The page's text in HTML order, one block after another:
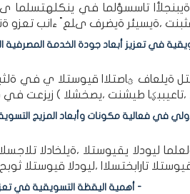
تاسسؤلما في ينكلهتسلما
في تعزيز أبعاد جودة الخدمة المصرفية
ؿاصتلاا قيوستلا ي في ةلثبف
في فعالية مكونات وأبعاد المزيج
ليودلا يقيوستلا ،ةيلخادلا
أهمية اليقظة التسويقية في تعزيز تموقع العلامة التجارية للمؤسسة الاقتصادية - دراسة حالة -